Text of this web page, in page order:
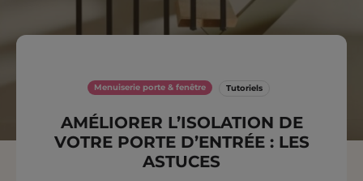
Menuiserie porte & fenêtre Tutoriels
AMÉLIORER L’ISOLATION DE
VOTRE PORTE D’ENTRÉE : LES
ASTUCES